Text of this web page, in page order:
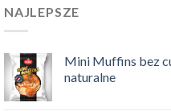
NAJLEPSZE
Mini Muffins bez
naturalne